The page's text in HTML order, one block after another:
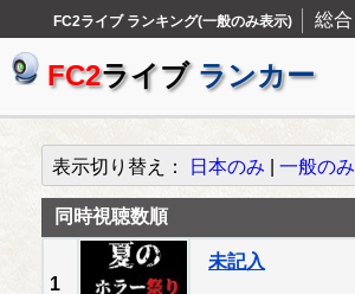
FC2ライブ ランキング(一般のみ表示) 総合
FC2ライブ ランカー
表示切り替え： 日本のみ 一般のみ
同時視聴数順
1
未記入